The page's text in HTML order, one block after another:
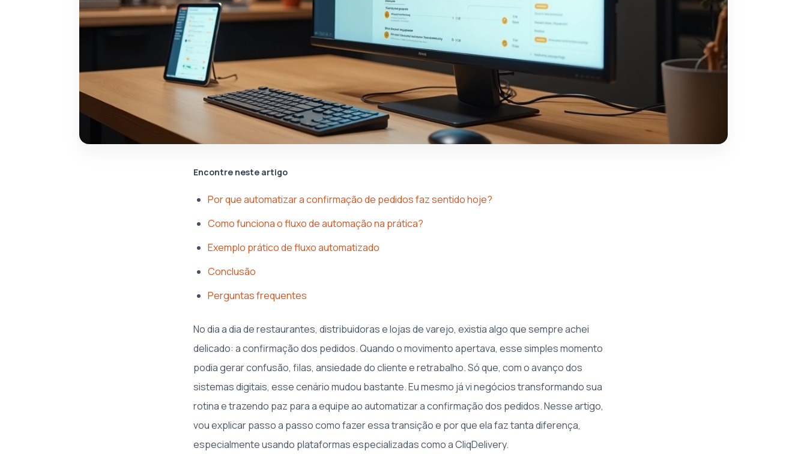
Encontre neste artigo
Por que automatizar a confirmação de pedidos faz sentido hoje?
Como funciona o fluxo de automação na prática?
Exemplo prático de fluxo automatizado
Conclusão
Perguntas frequentes
No dia a dia de restaurantes, distribuidoras e lojas de varejo, existia algo que sempre achei
delicado: a confirmação dos pedidos. Quando o movimento apertava, esse simples momento
podia gerar confusão, filas, ansiedade do cliente e retrabalho. Só que, com o avanço dos
sistemas digitais, esse cenário mudou bastante. Eu mesmo já vi negócios transformando sua
rotina e trazendo paz para a equipe ao automatizar a confirmação dos pedidos. Nesse artigo,
vou explicar passo a passo como fazer essa transição e por que ela faz tanta diferença,
especialmente usando plataformas especializadas como a CliqDelivery.